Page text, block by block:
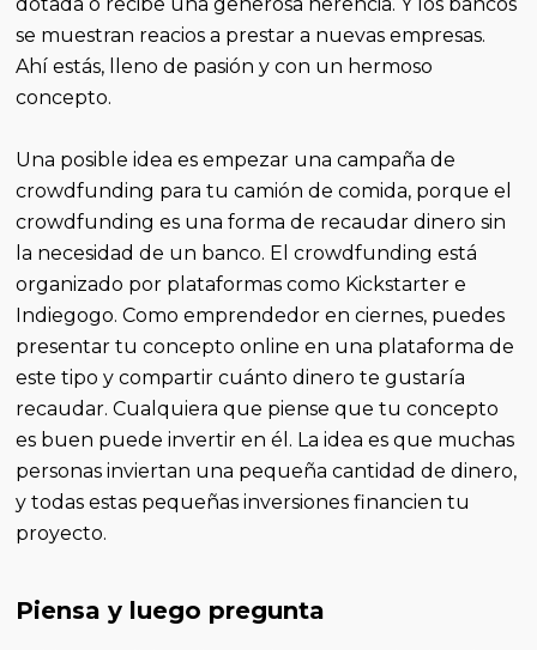
se muestran reacios a prestar a nuevas empresas.
Ahí estás, lleno de pasión y con un hermoso
concepto.
Una posible idea es empezar una campaña de
crowdfunding para tu camión de comida, porque el
crowdfunding es una forma de recaudar dinero sin
la necesidad de un banco. El crowdfunding está
organizado por plataformas como Kickstarter e
Indiegogo. Como emprendedor en ciernes, puedes
presentar tu concepto online en una plataforma de
este tipo y compartir cuánto dinero te gustaría
recaudar. Cualquiera que piense que tu concepto
es buen puede invertir en él. La idea es que muchas
personas inviertan una pequeña cantidad de dinero,
y todas estas pequeñas inversiones financien tu
proyecto.
Piensa y luego pregunta